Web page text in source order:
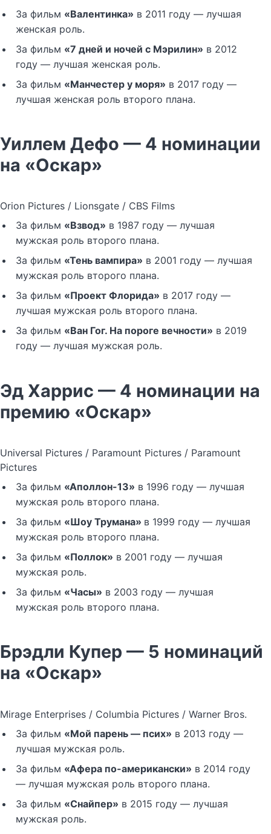
За фильм «Валентинка» в 2011 году — лучшая
женская роль.
За фильм «7 дней и ночей с Мэрилин» в 2012
году — лучшая женская роль.
За фильм «Манчестер у моря» в 2017 году —
лучшая женская роль второго плана.
Уиллем Дефо — 4 номинации
на «Оскар»
Orion Pictures / Lionsgate / CBS Films
За фильм «Взвод» в 1987 году — лучшая
мужская роль второго плана.
За фильм «Тень вампира» в 2001 году — лучшая
мужская роль второго плана.
За фильм «Проект Флорида» в 2017 году —
лучшая мужская роль второго плана.
За фильм «Ван Гог. На пороге вечности» в 2019
году — лучшая мужская роль.
Эд Харрис — 4 номинации на
премию «Оскар»
Universal Pictures / Paramount Pictures / Paramount
Pictures
За фильм «Аполлон-13» в 1996 году — лучшая
мужская роль второго плана.
За фильм «Шоу Трумана» в 1999 году — лучшая
мужская роль второго плана.
За фильм «Поллок» в 2001 году — лучшая
мужская роль.
За фильм «Часы» в 2003 году — лучшая
мужская роль второго плана.
Брэдли Купер — 5 номинаций
на «Оскар»
Mirage Enterprises / Columbia Pictures / Warner Bros.
За фильм «Мой парень — псих» в 2013 году —
лучшая мужская роль.
За фильм «Афера по-американски» в 2014 году
— лучшая мужская роль второго плана.
За фильм «Снайпер» в 2015 году — лучшая
мужская роль.